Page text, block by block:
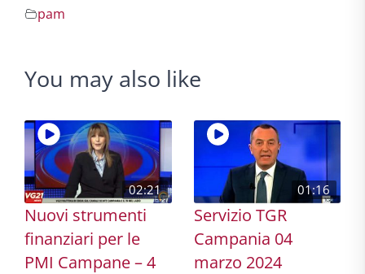
pam
You may also like
02:21
Nuovi strumenti
finanziari per le
PMI Campane – 4
01:16
Servizio TGR
Campania 04
marzo 2024